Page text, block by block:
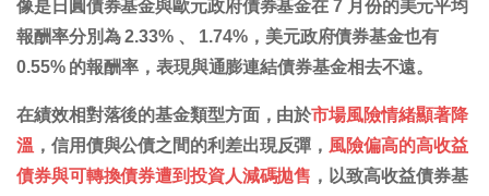
像是日圓債券基金與歐元政府債券基金在 7 月份的美元平均
報酬率分別為 2.33% 、 1.74%，美元政府債券基金也有
0.55% 的報酬率，表現與通膨連結債券基金相去不遠。
在績效相對落後的基金類型方面，由於市場風險情緒顯著降
溫 ，信用債與公債之間的利差出現反彈， 風險偏高的高收益
債券與可轉換債券遭到投資人減碼拋售 ，以致高收益債券基